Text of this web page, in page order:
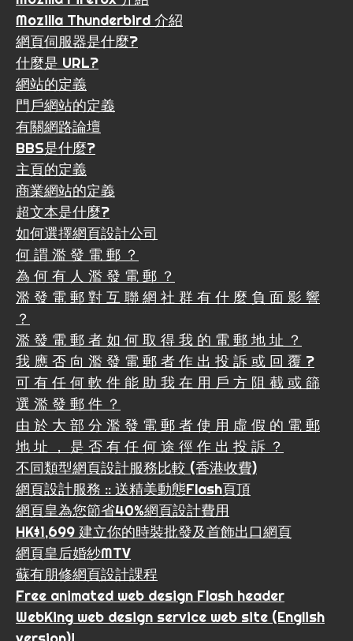
Mozilla Thunderbird 介紹
網頁伺服器是什麼?
什麼是 URL?
網站的定義
門戶網站的定義
有關網路論壇
BBS是什麼?
主頁的定義
商業網站的定義
超文本是什麼?
如何選擇網頁設計公司
何 謂 濫 發 電 郵 ？
為 何 有 人 濫 發 電 郵 ？
濫 發 電 郵 對 互 聯 網 社 群 有 什 麼 負 面 影 響
？
濫 發 電 郵 者 如 何 取 得 我 的 電 郵 地 址 ？
我 應 否 向 濫 發 電 郵 者 作 出 投 訴 或 回 覆 ?
可 有 任 何 軟 件 能 助 我 在 用 戶 方 阻 截 或 篩
選 濫 發 郵 件 ？
由 於 大 部 分 濫 發 電 郵 者 使 用 虛 假 的 電 郵
地 址 ， 是 否 有 任 何 途 徑 作 出 投 訴 ？
不同類型網頁設計服務比較 (香港收費)
網頁設計服務 :: 送精美動態Flash頁頂
網頁皇為您節省40%網頁設計費用
HK$1,699 建立你的時裝批發及首飾出口網頁
網頁皇后婚紗MTV
蘇有朋修網頁設計課程
Free animated web design Flash header
WebKing web design service web site (English